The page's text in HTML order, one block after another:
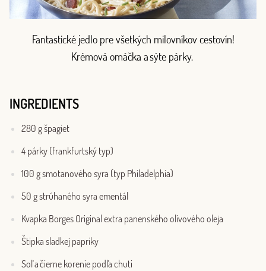
Fantastické jedlo pre všetkých milovníkov cestovín!
Krémová omáčka a sýte párky.
INGREDIENTS
280 g špagiet
4 párky (frankfurtský typ)
100 g smotanového syra (typ Philadelphia)
50 g strúhaného syra ementál
Kvapka Borges Original extra panenského olivového oleja
Štipka sladkej papriky
Soľ a čierne korenie podľa chuti